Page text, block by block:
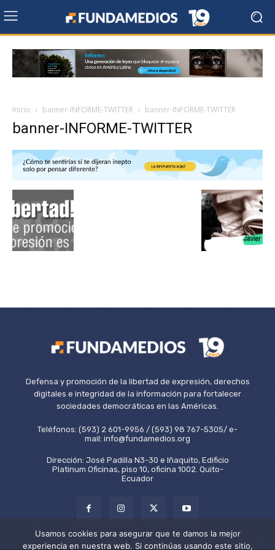
Inicio banner-INFORME-TWITTER banner-INFORME-TWITTER
banner-INFORME-TWITTER
Defensa y promoción de la libertad de expresión, derechos
digitales e integridad de la información para fortalecer
sociedades democráticas en las Américas.
Teléfonos: (593) 2 601-9956 / (593) 98 767-5305/ e-
mail: info@fundamedios.org
Dirección: José Padilla N3-30 e Iñaquito, Edificio
Platinum Oficinas, piso 10, oficina 1002. Quito-
Ecuador
Usamos cookies para asegurar que te damos la mejor
experiencia en nuestra web. Si continúas usando este sitio,